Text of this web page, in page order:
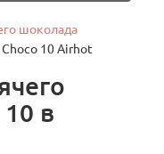
шоколада
10 Airhot
в